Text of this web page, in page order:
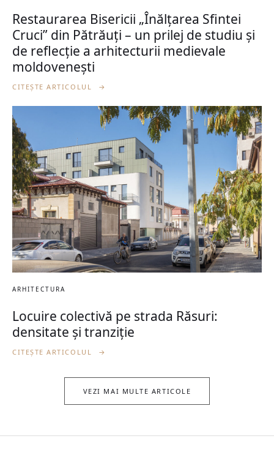
Restaurarea Bisericii „Înălțarea Sfintei
Cruci” din Pătrăuți – un prilej de studiu și
de reflecție a arhitecturii medievale
moldovenești
CITEȘTE ARTICOLUL →
ARHITECTURA
Locuire colectivă pe strada Răsuri:
densitate și tranziție
CITEȘTE ARTICOLUL →
VEZI MAI MULTE ARTICOLE